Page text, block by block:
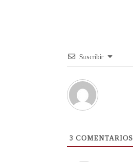
Suscribir
3 COMENTARIOS